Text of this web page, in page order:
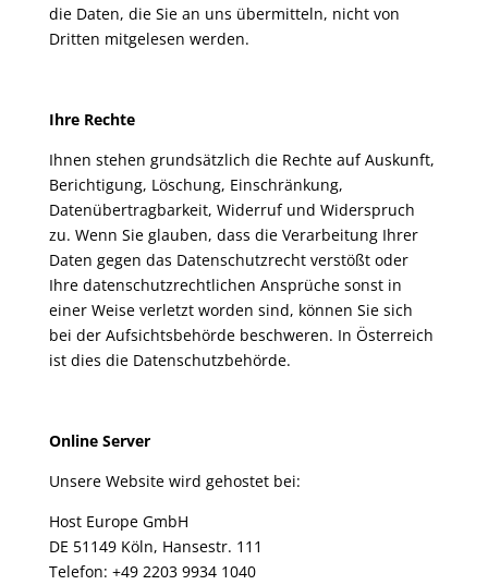
die Daten, die Sie an uns übermitteln, nicht von
Dritten mitgelesen werden.
Ihre Rechte
Ihnen stehen grundsätzlich die Rechte auf Auskunft,
Berichtigung, Löschung, Einschränkung,
Datenübertragbarkeit, Widerruf und Widerspruch
zu. Wenn Sie glauben, dass die Verarbeitung Ihrer
Daten gegen das Datenschutzrecht verstößt oder
Ihre datenschutzrechtlichen Ansprüche sonst in
einer Weise verletzt worden sind, können Sie sich
bei der Aufsichtsbehörde beschweren. In Österreich
ist dies die Datenschutzbehörde.
Online Server
Unsere Website wird gehostet bei:
Host Europe GmbH
DE 51149 Köln, Hansestr. 111
Telefon: +49 2203 9934 1040